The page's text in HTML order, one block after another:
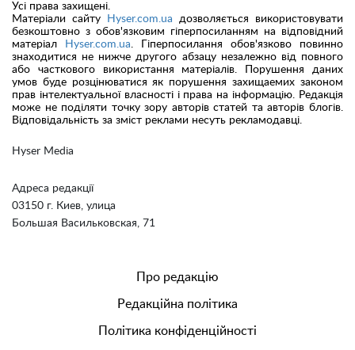
Hyser Media
Адреса редакції
03150 г. Киев, улица
Большая Васильковская, 71
Усі права захищені.
Матеріали сайту
Hyser.com.ua дозволяється використовувати
безкоштовно з обов'язковим гіперпосиланням на відповідний
матеріал
Hyser.com.ua. Гіперпосилання обов'язково повинно
знаходитися не нижче другого абзацу незалежно від повного
або часткового використання матеріалів. Порушення даних
умов буде розцінюватися як порушення захищаемих законом
прав інтелектуальної власності і права на інформацію. Редакція
може не поділяти точку зору авторів статей та авторів блогів.
Відповідальність за зміст реклами несуть рекламодавці.
Про редакцію
Редакційна політика
Політика конфіденційності